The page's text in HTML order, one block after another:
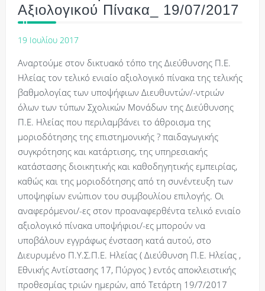
Αξιολογικού Πίνακα_ 19/07/2017
19 Ιουλίου 2017
Αναρτούμε στον δικτυακό τόπο της Διεύθυνσης Π.Ε.
Ηλείας τον τελικό ενιαίο αξιολογικό πίνακα της τελικής
βαθμολογίας των υποψήφιων Διευθυντών/-ντριών
όλων των τύπων Σχολικών Μονάδων της Διεύθυνσης
Π.Ε. Ηλείας που περιλαμβάνει το άθροισμα της
μοριοδότησης της επιστημονικής ? παιδαγωγικής
συγκρότησης και κατάρτισης, της υπηρεσιακής
κατάστασης διοικητικής και καθοδηγητικής εμπειρίας,
καθώς και της μοριοδότησης από τη συνέντευξη των
υποψηφίων ενώπιον του συμβουλίου επιλογής. Οι
αναφερόμενοι/-ες στον προαναφερθέντα τελικό ενιαίο
αξιολογικό πίνακα υποψήφιοι/-ες μπορούν να
υποβάλουν εγγράφως ένσταση κατά αυτού, στο
Διευρυμένο Π.Υ.Σ.Π.Ε. Ηλείας ( Διεύθυνση Π.Ε. Ηλείας ,
Εθνικής Αντίστασης 17, Πύργος ) εντός αποκλειστικής
προθεσμίας τριών ημερών, από Τετάρτη 19/7/2017